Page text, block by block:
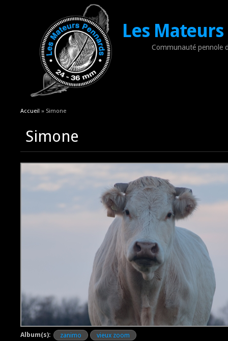
Les
Communauté pennole
Vous êtes ici
Accueil » Simone
Simone
Album(s): zanimo
vieux zoom